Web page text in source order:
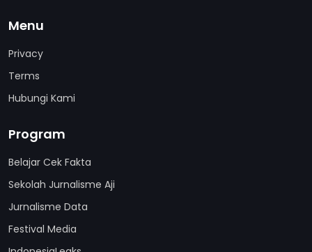
Menu
Privacy
Terms
Hubungi Kami
Program
Belajar Cek Fakta
Sekolah Jurnalisme Aji
Jurnalisme Data
Festival Media